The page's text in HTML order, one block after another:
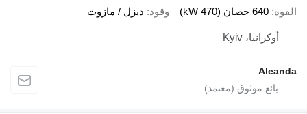
القوة 640 حصان (470 kW) وقود ديزل / مازوت
أوكرانيا، Kyiv
Aleanda